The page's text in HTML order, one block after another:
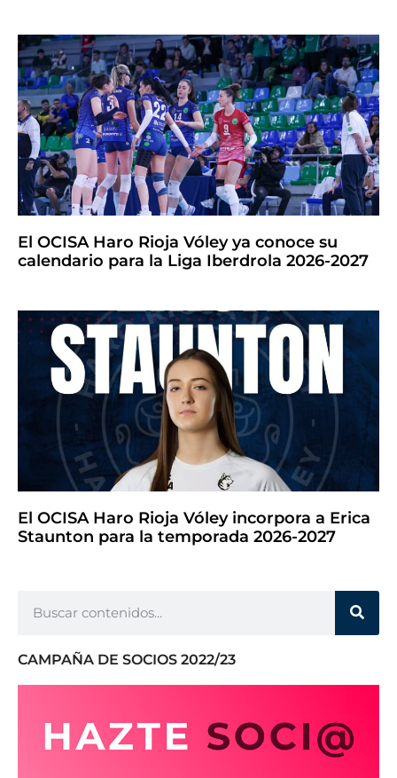
El OCISA Haro Rioja Vóley ya conoce su
calendario para la Liga Iberdrola 2026-2027
El OCISA Haro Rioja Vóley incorpora a Erica
Staunton para la temporada 2026-2027
CAMPAÑA DE SOCIOS 2022/23